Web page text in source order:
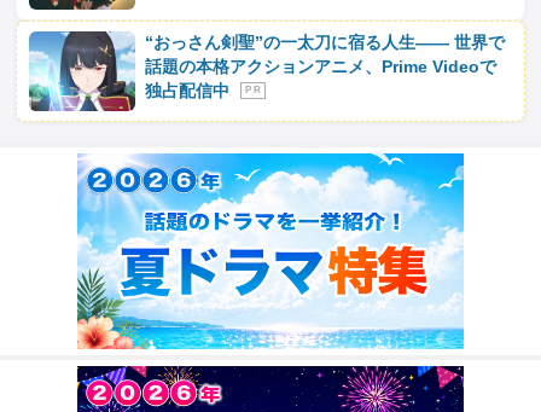
“おっさん剣聖”の一太刀に宿る人生―― 世界で
話題の本格アクションアニメ、Prime Videoで
独占配信中
P R